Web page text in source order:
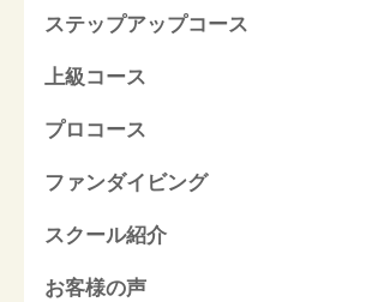
ステップアップコース
上級コース
プロコース
ファンダイビング
スクール紹介
お客様の声